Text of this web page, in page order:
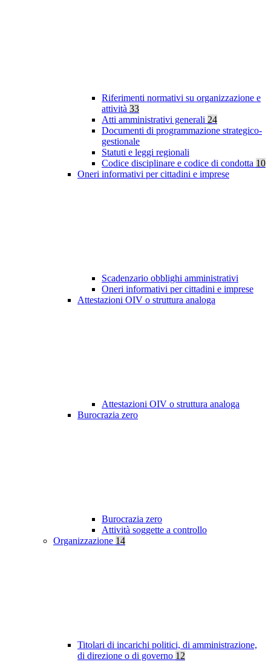
Riferimenti normativi su organizzazione e
attività 33
Atti amministrativi generali 24
Documenti di programmazione strategico-
gestionale
Statuti e leggi regionali
Codice disciplinare e codice di condotta 10
Oneri informativi per cittadini e imprese
Scadenzario obblighi amministrativi
Oneri informativi per cittadini e imprese
Attestazioni OIV o struttura analoga
Attestazioni OIV o struttura analoga
Burocrazia zero
Burocrazia zero
Attività soggette a controllo
Organizzazione 14
Titolari di incarichi politici, di amministrazione,
di direzione o di governo 12